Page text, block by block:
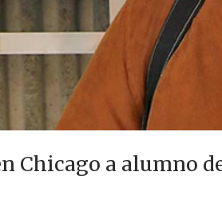
Chicago a alumno